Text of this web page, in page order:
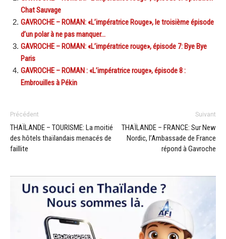
Chat Sauvage
GAVROCHE – ROMAN: «L’impératrice Rouge», le troisième épisode
d’un polar à ne pas manquer…
GAVROCHE – ROMAN: «L’impératrice rouge», épisode 7: Bye Bye
Paris
GAVROCHE – ROMAN : «L’impératrice rouge», épisode 8 :
Embrouilles à Pékin
Précédent
THAÏLANDE – TOURISME: La moitié
des hôtels thaïlandais menacés de
faillite
Suivant
THAÏLANDE – FRANCE: Sur New
Nordic, l’Ambassade de France
répond à Gavroche